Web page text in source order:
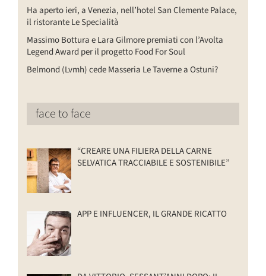
Ha aperto ieri, a Venezia, nell’hotel San Clemente Palace,
il ristorante Le Specialità
Massimo Bottura e Lara Gilmore premiati con l’Avolta
Legend Award per il progetto Food For Soul
Belmond (Lvmh) cede Masseria Le Taverne a Ostuni?
face to face
“CREARE UNA FILIERA DELLA CARNE
SELVATICA TRACCIABILE E SOSTENIBILE”
APP E INFLUENCER, IL GRANDE RICATTO